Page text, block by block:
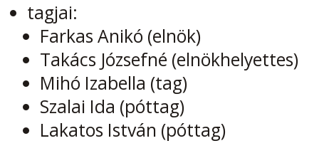
tagjai:
Farkas Anikó (elnök)
Takács Józsefné (elnökhelyettes)
Mihó Izabella (tag)
Szalai Ida (póttag)
Lakatos István (póttag)